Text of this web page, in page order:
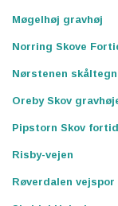
Møgelhøj gravhøj
Norring Skove
Nørstenen skåltegn
Oreby Skov
Pipstorn Skov
Risby-vejen
Røverdalen vejspor